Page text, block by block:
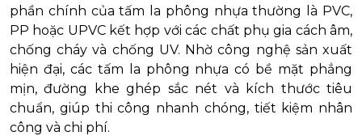
phần chính của tấm la phông nhựa thường là PVC,
PP hoặc UPVC kết hợp với các chất phụ gia cách âm,
chống cháy và chống UV. Nhờ công nghệ sản xuất
hiện đại, các tấm la phông nhựa có bề mặt phẳng
mịn, đường khe ghép sắc nét và kích thước tiêu
chuẩn, giúp thi công nhanh chóng, tiết kiệm nhân
công và chi phí.